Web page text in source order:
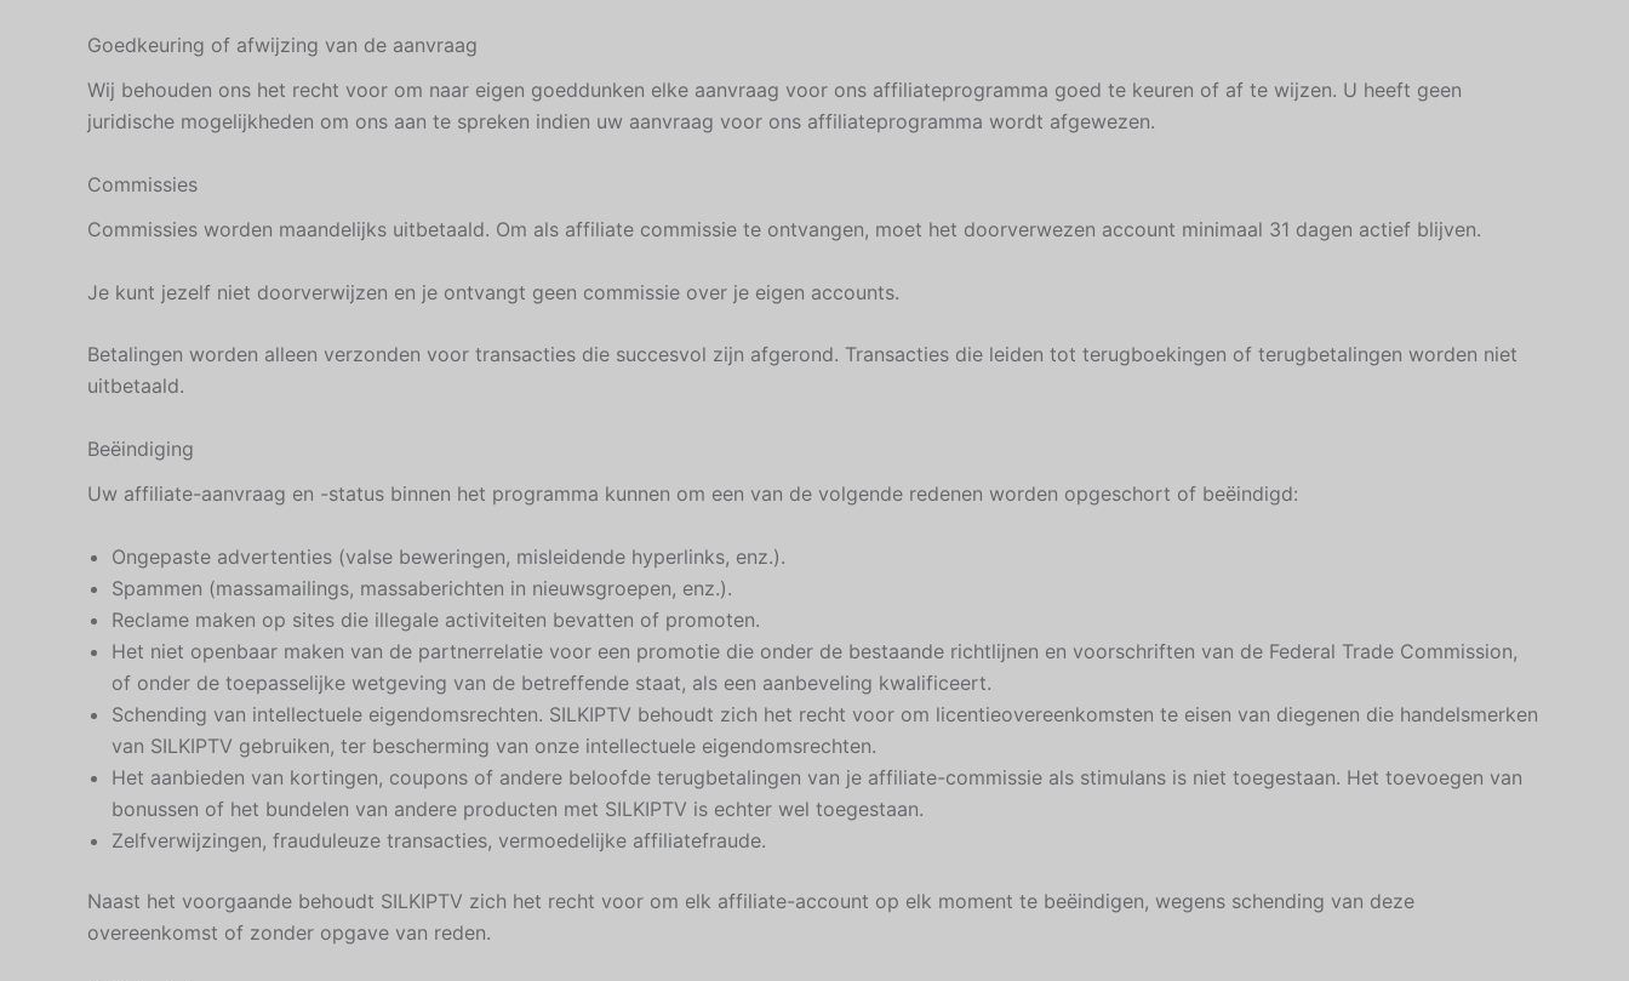
Goedkeuring of afwijzing van de aanvraag
Wij behouden ons het recht voor om naar eigen goeddunken elke aanvraag voor ons affiliateprogramma goed te keuren of af te wijzen. U heeft geen
juridische mogelijkheden om ons aan te spreken indien uw aanvraag voor ons affiliateprogramma wordt afgewezen.
Commissies
Commissies worden maandelijks uitbetaald. Om als affiliate commissie te ontvangen, moet het doorverwezen account minimaal 31 dagen actief blijven.
Je kunt jezelf niet doorverwijzen en je ontvangt geen commissie over je eigen accounts.
Betalingen worden alleen verzonden voor transacties die succesvol zijn afgerond. Transacties die leiden tot terugboekingen of terugbetalingen worden niet
uitbetaald.
Beëindiging
Uw affiliate-aanvraag en -status binnen het programma kunnen om een van de volgende redenen worden opgeschort of beëindigd:
Ongepaste advertenties (valse beweringen, misleidende hyperlinks, enz.).
Spammen (massamailings, massaberichten in nieuwsgroepen, enz.).
Reclame maken op sites die illegale activiteiten bevatten of promoten.
Het niet openbaar maken van de partnerrelatie voor een promotie die onder de bestaande richtlijnen en voorschriften van de Federal Trade Commission,
of onder de toepasselijke wetgeving van de betreffende staat, als een aanbeveling kwalificeert.
Schending van intellectuele eigendomsrechten. SILKIPTV behoudt zich het recht voor om licentieovereenkomsten te eisen van diegenen die handelsmerken
van SILKIPTV gebruiken, ter bescherming van onze intellectuele eigendomsrechten.
Het aanbieden van kortingen, coupons of andere beloofde terugbetalingen van je affiliate-commissie als stimulans is niet toegestaan. Het toevoegen van
bonussen of het bundelen van andere producten met SILKIPTV is echter wel toegestaan.
Zelfverwijzingen, frauduleuze transacties, vermoedelijke affiliatefraude.
Naast het voorgaande behoudt SILKIPTV zich het recht voor om elk affiliate-account op elk moment te beëindigen, wegens schending van deze
overeenkomst of zonder opgave van reden.